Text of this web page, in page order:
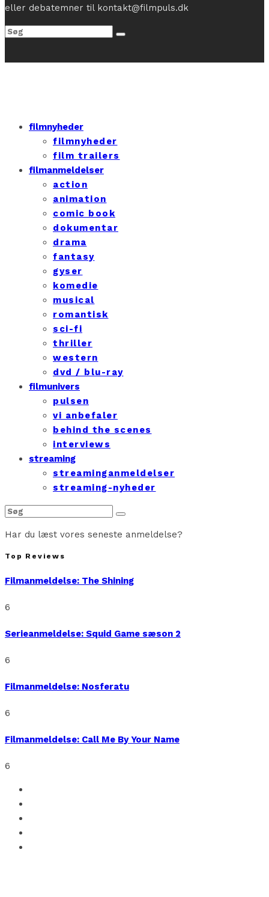
eller debatemner til kontakt@filmpuls.dk
filmnyheder
filmnyheder
film trailers
filmanmeldelser
action
animation
comic book
dokumentar
drama
fantasy
gyser
komedie
musical
romantisk
sci-fi
thriller
western
dvd / blu-ray
filmunivers
pulsen
vi anbefaler
behind the scenes
interviews
streaming
streaminganmeldelser
streaming-nyheder
Har du læst vores seneste anmeldelse?
Top Reviews
Filmanmeldelse: The Shining
6
Serieanmeldelse: Squid Game sæson 2
6
Filmanmeldelse: Nosferatu
6
Filmanmeldelse: Call Me By Your Name
6